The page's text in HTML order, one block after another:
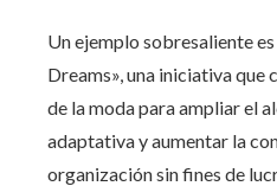
Un ejemplo sobresaliente
Dreams», una iniciativa
de la moda para ampliar el
adaptativa y aumentar la
organización sin fines de